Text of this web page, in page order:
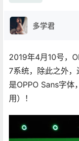
多学君
2019年4月10号，
7系统，除此之外
是OPPO Sans字体
用）！